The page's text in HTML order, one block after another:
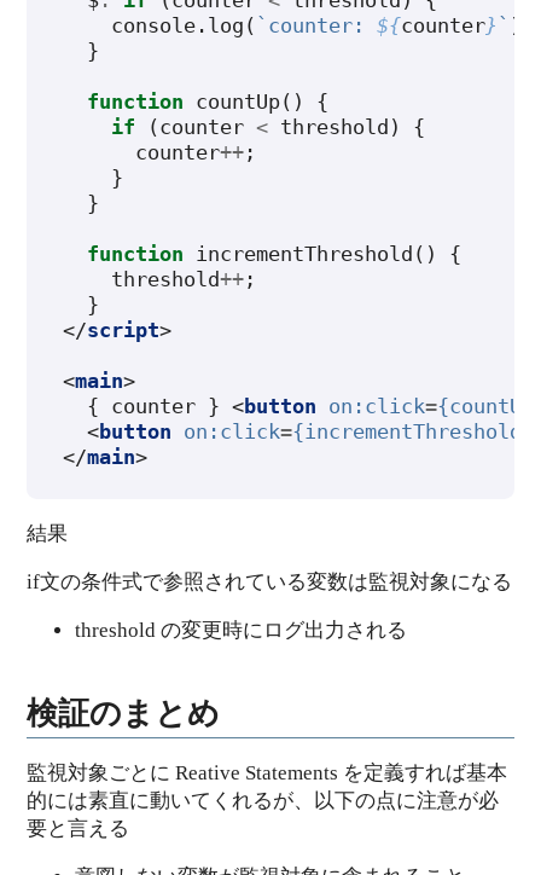
console . log ( `counter: ${counter} ` );
}
function countUp()
{
if
(counter < threshold )
{
counter++ ;
}
}
function incrementThreshold ()
{
threshold++ ;
}
</script>
<main>
  { counter }
<button on:click=
<button on:click={incrementThreshold}
</main>
結果
if文の条件式で参照されている変数は監視対象になる
threshold の変更時にログ出力される
検証のまとめ
監視対象ごとに Reative Statements を定義すれば基本
的には素直に動いてくれるが、以下の点に注意が必
要と言える